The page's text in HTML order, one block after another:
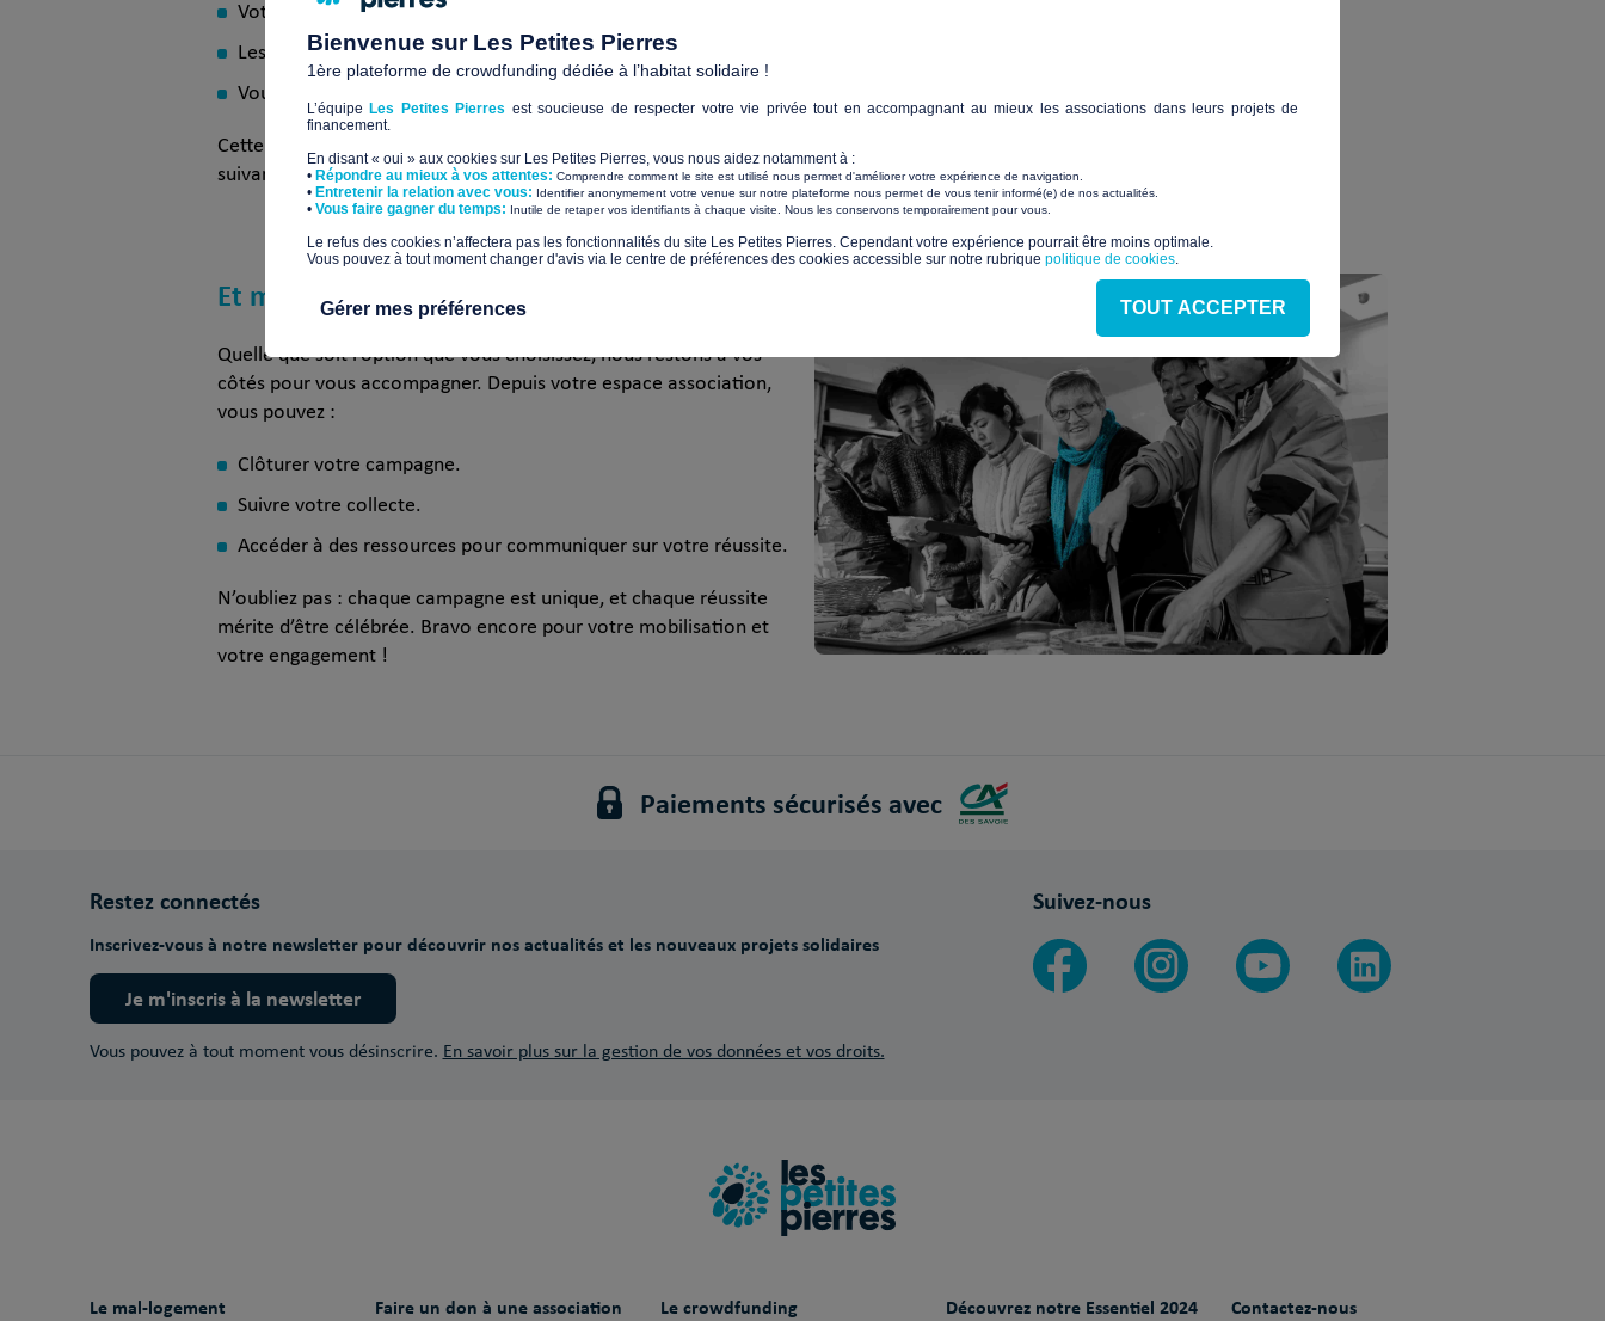
Votre campagne ne sera plus visible comme active sur la plateforme.
Les dons ne seront plus possibles.
Vous pourrez vous concentrer sur la mise en œuvre du projet financé.
Cette option est idéale si vous avez réuni le montant nécessaire pour réaliser votre action, et que vous souhaitez passer à l’étape
suivante : remerciements, communication des résultats, mise en œuvre concrète.
Et maintenant ?
Quelle que soit l’option que vous choisissez, nous restons à vos
côtés pour vous accompagner. Depuis votre espace association,
vous pouvez :
Clôturer votre campagne.
Suivre votre collecte.
Accéder à des ressources pour communiquer sur votre réussite.
N’oubliez pas : chaque campagne est unique, et chaque réussite
mérite d’être célébrée. Bravo encore pour votre mobilisation et
votre engagement !
Paiements sécurisés avec
Restez connectés
Inscrivez-vous à notre newsletter pour découvrir nos actualités et les nouveaux projets solidaires
Je m'inscris à la newsletter
Vous pouvez à tout moment vous désinscrire. En savoir plus sur la gestion de vos données et vos droits.
Suivez-nous
Le mal-logement Faire un don à une association Le crowdfunding Découvrez notre Essentiel 2024 Contactez-nous
Bienvenue sur Les Petites Pierres
1ère plateforme de crowdfunding dédiée à l’habitat solidaire !
L’équipeLes Petites Pierres est soucieuse de respecter votre vie privée tout en accompagnant au mieux les associations dans leurs projets de
financement.
En disant « oui » aux cookies sur Les Petites Pierres, vous nous aidez notamment à :
• Répondre au mieux à vos attentes: Comprendre comment le site est utilisé nous permet d'améliorer votre expérience de navigation.
• Entretenir la relation avec vous: Identifier anonymement votre venue sur notre plateforme nous permet de vous tenir informé(e) de nos actualités.
​• Vous faire gagner du temps: Inutile de retaper vos identifiants à chaque visite. Nous les conservons temporairement pour vous.
​Le refus des cookies n’affectera pas les fonctionnalités du site Les Petites Pierres. Cependant votre expérience pourrait être moins optimale.​
Vous pouvez à tout moment changer d'avis via le centre de préférences des cookies accessible sur notre rubrique politique de cookies
TOUT ACCEPTER
Gérer mes préférences